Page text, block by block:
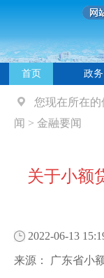
首页 政务
您现在所在的
闻 > 金融要闻
关于小额
2022-06-13
来源： 广东省小